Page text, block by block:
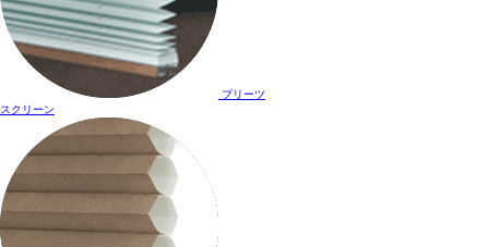
プリーツ
スクリーン